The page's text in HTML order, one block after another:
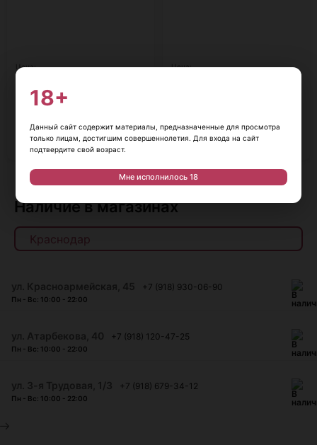
Цена:
Фанагория. Альвеус Ультра Кюве
Россия, 0,75 л, 12-15%
В корзину
Цена:
В корзину
Показать еще
Наличие в магазинах
+7 (918) 930-06-90
Пн - Вс: 10:00 - 22:00
+7 (918) 120-47-25
Пн - Вс: 10:00 - 22:00
+7 (918) 679-34-12
Пн - Вс: 10:00 - 22:00
18+
Данный сайт содержит материалы, предназначенные для просмотра
только лицам, достигшим совершеннолетия. Для входа на сайт
подтвердите свой возраст.
Мне исполнилось 18